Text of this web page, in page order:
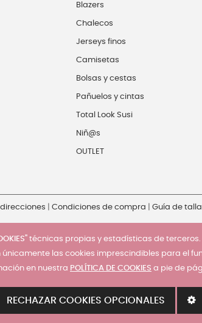
Blazers
Chalecos
Jerseys finos
Camisetas
Bolsas y cestas
Pañuelos y cintas
Total Look Susi
Niñ@s
OUTLET
direcciones Condiciones de compra Guía de
técnicas propias y estadísticas de terceros.
únicamente las cookies imprescindibles para el
en nuestra POLÍTICA DE COOKIES a pie de
RECHAZAR COOKIES OPCIONALES